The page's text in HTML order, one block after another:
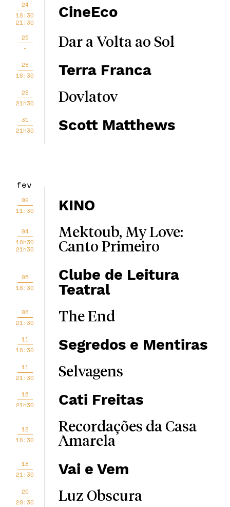
24
18:30
21:30
CineEco
25
-
Dar a Volta ao Sol
28
18:30
Terra Franca
28
21h30
Dovlatov
31
21h30
Scott Matthews
fev
02
11:30
KINO
04
18h30
21h30
Mektoub, My Love:
Canto Primeiro
05
18:30
Clube de Leitura
Teatral
08
21:30
The End
11
18:30
Segredos e Mentiras
11
21:30
Selvagens
16
21h30
Cati Freitas
18
18:30
Recordações da Casa
Amarela
18
21:30
Vai e Vem
20
20:30
Luz Obscura